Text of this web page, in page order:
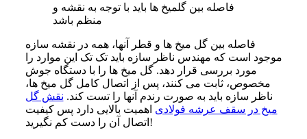
فاصله بین گلمیخ ها باید با توجه به نقشه و
منظم باشد
فاصله بین گل میخ ها و قطر آنها، همه در نقشه سازه
موجود است که مهندس ناظر سازه باید تک تک این موارد را
مورد بررسی قرار دهد. گل میخ ها را با دستگاه جوش
مخصوص، ثابت می کنند، پس از اتصال کامل گل میخ ها،
ناظر سازه باید به صورت رندم آنها را تست کند. نقش گل
میخ در سقف عرشه فولادی اهمیت بالایی دارد پس کیفیت
اتصال آن را دست کم نگیرید!